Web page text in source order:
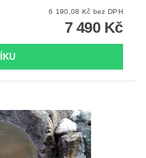
6 190,08 Kč bez DPH
7 490 Kč